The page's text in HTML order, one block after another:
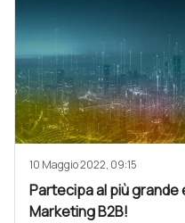
10 Maggio 2022, 09:15
Partecipa al più grande
Marketing B2B!